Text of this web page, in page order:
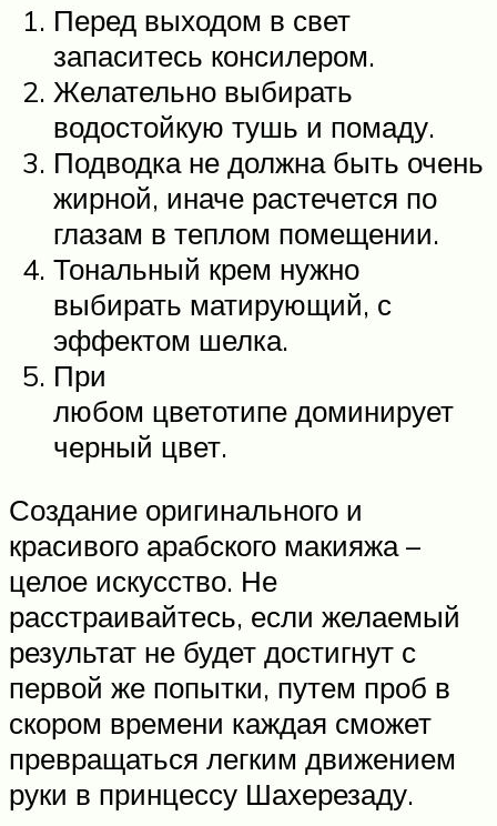
Перед выходом в свет
запаситесь консилером.
Желательно выбирать
водостойкую тушь и помаду.
Подводка не должна быть очень
жирной, иначе растечется по
глазам в теплом помещении.
Тональный крем нужно
выбирать матирующий, с
эффектом шелка.
При
любом цветотипе доминирует
черный цвет.
Создание оригинального и
красивого арабского макияжа –
целое искусство. Не
расстраивайтесь, если желаемый
результат не будет достигнут с
первой же попытки, путем проб в
скором времени каждая сможет
превращаться легким движением
руки в принцессу Шахерезаду.